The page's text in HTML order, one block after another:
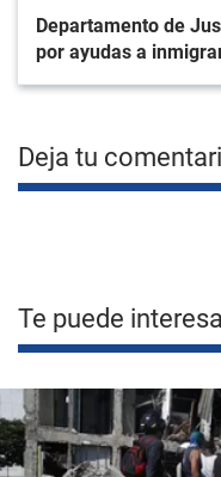
Departamento de
por ayudas a
Deja tu
Te puede